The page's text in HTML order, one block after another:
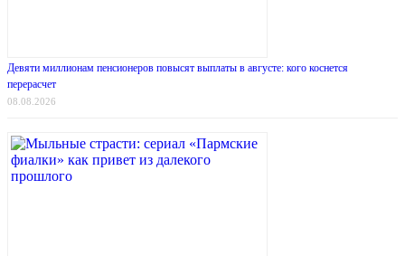
Девяти миллионам пенсионеров повысят выплаты в августе: кого коснется
перерасчет
08.08.2026